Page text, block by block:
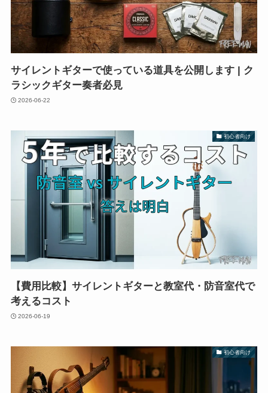
サイレントギターで使っている道具を公開します | ク
ラシックギター奏者必見
2026-06-22
初心者向け
【費用比較】サイレントギターと教室代・防音室代で
考えるコスト
2026-06-19
初心者向け